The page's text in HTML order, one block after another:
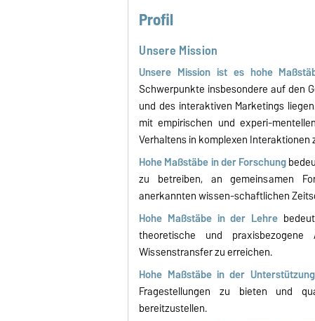
Profil
Unsere Mission
Unsere Mission ist es hohe
Schwerpunkte insbesondere auf den
und des interaktiven Marketings
mit empirischen und experi-
Verhaltens in komplexen Interaktionen
Hohe Maßstäbe in der Forschung
zu betreiben, an gemeinsamen
anerkannten wissen-schaftlichen
Hohe Maßstäbe in der Lehre
theoretische und
Wissenstransfer zu erreichen.
Hohe Maßstäbe in der
Fragestellungen zu bieten und
bereitzustellen.